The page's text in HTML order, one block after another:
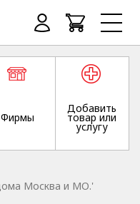
Фирмы
Добавить
товар или
услугу
Москва и МО.'